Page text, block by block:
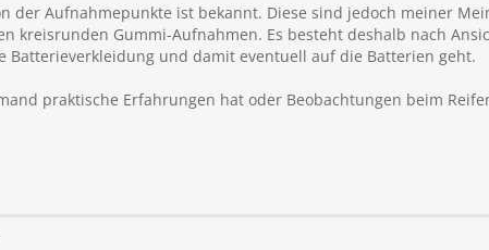
der Aufnahmepunkte ist bekannt. Diese sind jedoch meiner
kreisrunden Gummi-Aufnahmen. Es besteht deshalb nach
Batterieverkleidung und damit eventuell auf die Batterien geht.
praktische Erfahrungen hat oder Beobachtungen beim